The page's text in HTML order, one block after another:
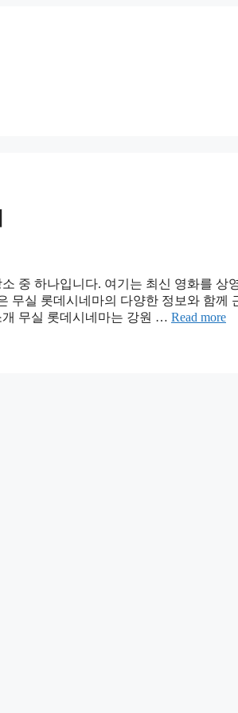
중 하나입니다. 여기는 최신 영화를 상
무실 롯데시네마의 다양한 정보와 함께
무실 롯데시네마는 강원 … Read more